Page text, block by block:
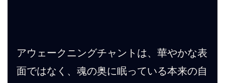
アウェークニングチャントは、華やかな表
面ではなく、魂の奥に眠っている本来の自